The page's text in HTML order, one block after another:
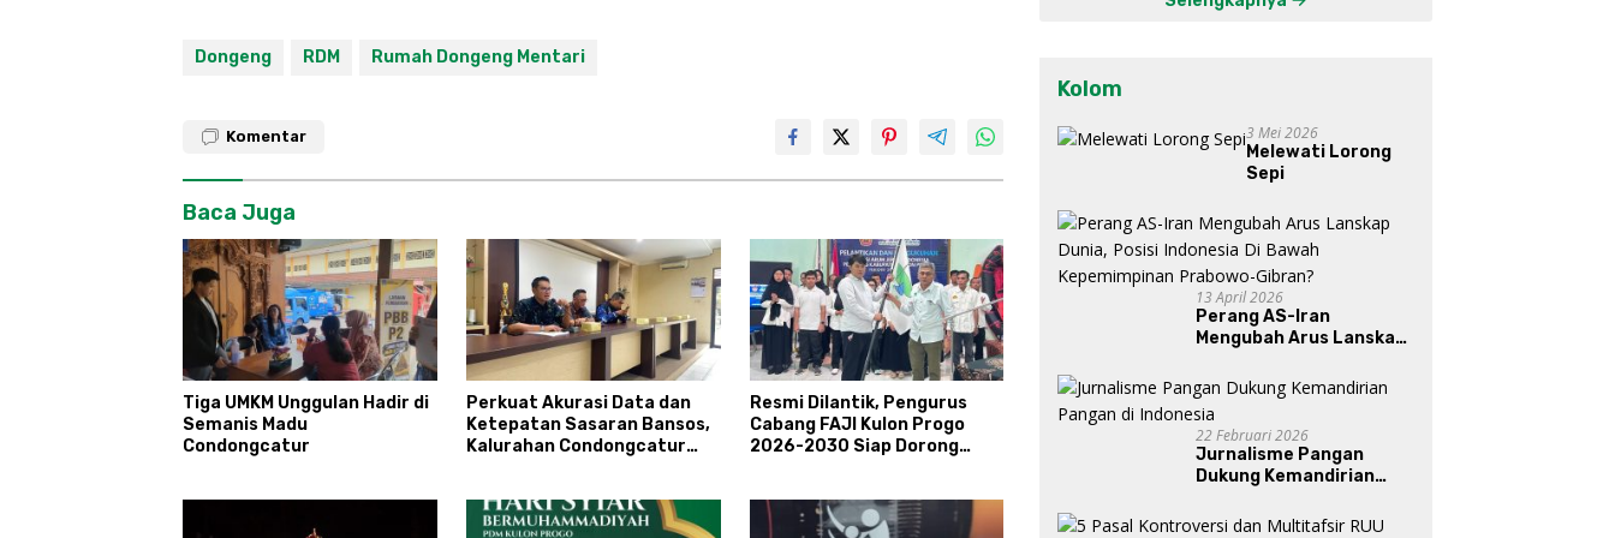
Dongeng RDM Rumah Dongeng Mentari
Komentar
Baca Juga
Tiga UMKM Unggulan Hadir di
Semanis Madu
Condongcatur
Perkuat Akurasi Data dan
Ketepatan Sasaran Bansos,
Kalurahan Condongcatur
Resmi Dilantik, Pengurus
Cabang FAJI Kulon Progo
2026-2030 Siap Dorong
Mataraman
Kolom
3 Mei 2026
Melewati Lorong
Sepi
13 April 2026
Perang AS-Iran
Mengubah Arus Lanskap
Bawah Kepemimpinan
Prabowo-Gibran?
22 Februari 2026
Jurnalisme Pangan
Dukung Kemandirian